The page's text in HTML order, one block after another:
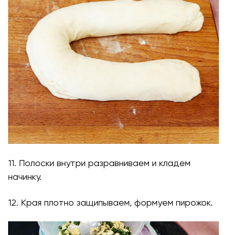
11. Полоски внутри разравниваем и кладем
начинку.
12. Края плотно защипываем, формуем пирожок.